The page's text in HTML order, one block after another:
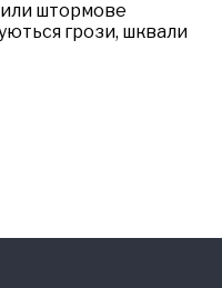
штормове
грози, шквали